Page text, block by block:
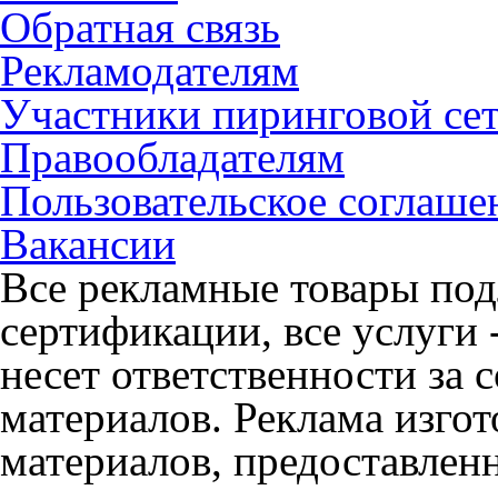
Обратная связь
Рекламодателям
Участники пиринговой
Правообладателям
Пользовательское
Вакансии
Все рекламные товары
сертификации, все
несет ответственности
материалов. Реклама
материалов,